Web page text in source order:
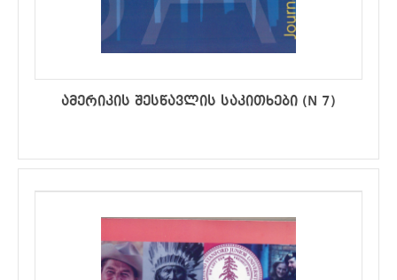
ამერიკის შესწავლის საკითხები (N 7)